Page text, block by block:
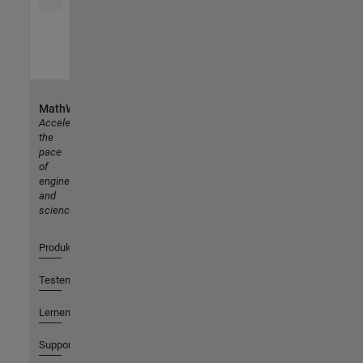
MathWorks
Accelerating
the
pace
of
engineering
and
science
Produkte
Testen oder Kaufen
Lernen
Support